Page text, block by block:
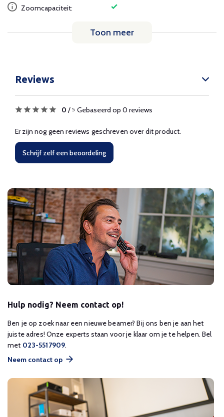
Zoomcapaciteit:
Toon meer
Reviews
0 / 5 Gebaseerd op 0 reviews
Er zijn nog geen reviews geschreven over dit product.
Schrijf zelf een beoordeling
Hulp nodig? Neem contact op!
Ben je op zoek naar een nieuwe beamer? Bij ons ben je aan het
juiste adres! Onze experts staan voor je klaar om je te helpen. Bel
met 023-5517909.
Neem contact op